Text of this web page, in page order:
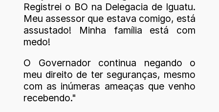
Registrei o BO na Delegacia de Iguatu.
Meu assessor que estava comigo, está
assustado! Minha família está com
medo!
O Governador continua negando o
meu direito de ter seguranças, mesmo
com as inúmeras ameaças que venho
recebendo."